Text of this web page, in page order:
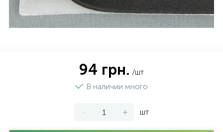
94 грн. /шт
В наличии много
- + шт